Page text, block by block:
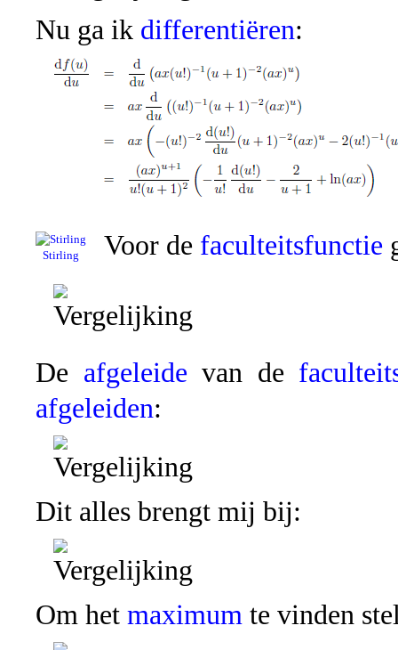
Nu ga ik differentiëren:
Stirling Voor de faculteitsfunctie
De afgeleide van de
afgeleiden:
Dit alles brengt mij bij:
Om het maximum te vinden